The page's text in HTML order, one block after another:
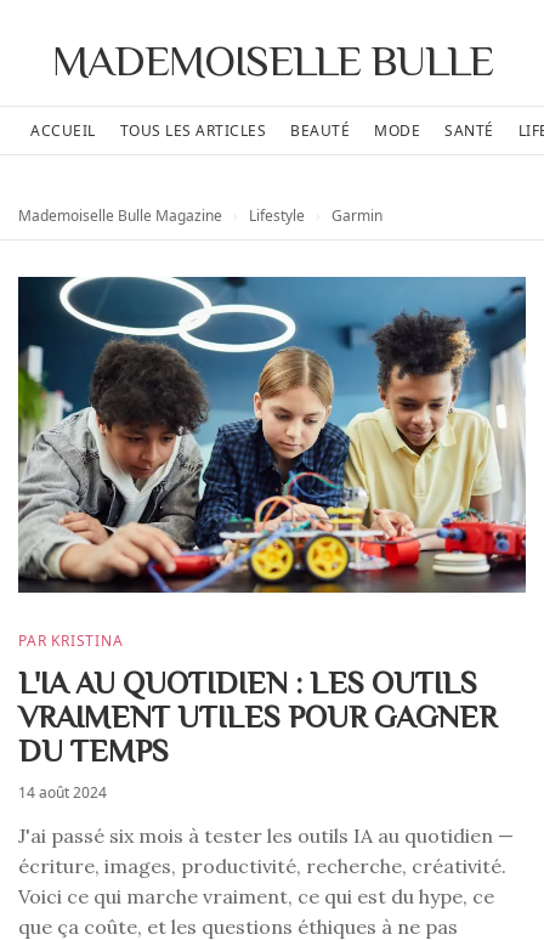
MADEMOISELLE BULLE
ACCUEIL TOUS LES ARTICLES BEAUTÉ MODE SANTÉ
Mademoiselle Bulle Magazine Lifestyle Garmin
PAR KRISTINA
L'IA AU QUOTIDIEN : LES OUTILS
VRAIMENT UTILES POUR GAGNER
DU TEMPS
14 août 2024
J'ai passé six mois à tester les outils IA au quotidien —
écriture, images, productivité, recherche, créativité.
Voici ce qui marche vraiment, ce qui est du hype, ce
que ça coûte, et les questions éthiques à ne pas